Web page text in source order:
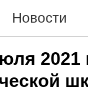
Новости
2021